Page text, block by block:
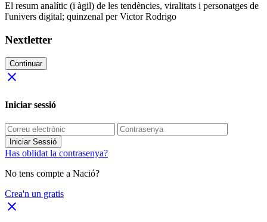
El resum analític (i àgil) de les tendències, viralitats i personatges de
l'univers digital; quinzenal per Victor Rodrigo
Nextletter
Continuar
close
Iniciar sessió
Iniciar Sessió
Has oblidat la contrasenya?
No tens compte a Nació?
Crea'n un gratis
close